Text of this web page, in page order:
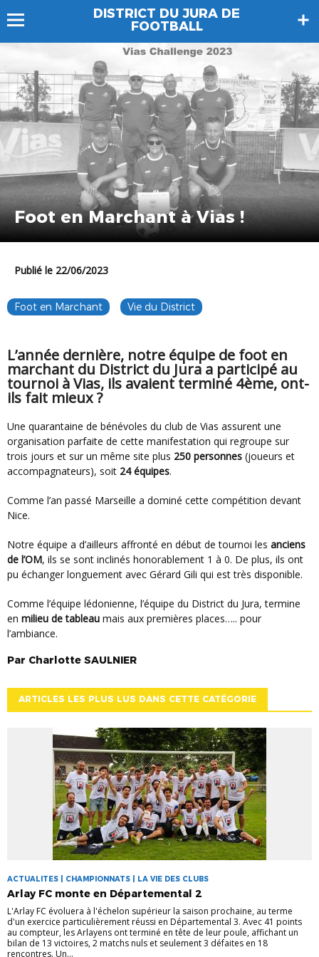
DISTRICT DU JURA DE
FOOTBALL
Foot en Marchant à Vias !
Publié le 22/06/2023
Foot en Marchant Vie du District
L’année dernière, notre équipe de foot en
marchant du District du Jura a participé au
tournoi à Vias, ils avaient terminé 4ème, ont-
ils fait mieux ?
Une quarantaine de bénévoles du club de Vias assurent une
organisation parfaite de cette manifestation qui regroupe sur
trois jours et sur un même site plus 250 personnes (joueurs et
accompagnateurs), soit 24 équipes.
Comme l’an passé Marseille a dominé cette compétition devant
Nice.
Notre équipe a d’ailleurs affronté en début de tournoi les anciens
de l’OM, ils se sont inclinés honorablement 1 à 0. De plus, ils ont
pu échanger longuement avec Gérard Gili qui est très disponible.
Comme l’équipe lédonienne, l’équipe du District du Jura, termine
en milieu de tableau mais aux premières places….. pour
l’ambiance.
Par Charlotte SAULNIER
ARTICLES LES PLUS LUS DANS CETTE CATÉGORIE
ACTUALITES | CHAMPIONNATS | LA VIE DES CLUBS
Arlay FC monte en Départemental 2
L'Arlay FC évoluera à l'échelon supérieur la saison prochaine, au terme
d'un exercice particulièrement réussi en Départemental 3. Avec 41 points
au compteur, les Arlayens ont terminé en tête de leur poule, affichant un
bilan de 13 victoires, 2 matchs nuls et seulement 3 défaites en 18
rencontres. Un...